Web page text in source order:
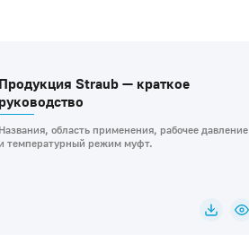
Продукция Straub — краткое
руководство
Названия, область применения, рабочее давление
температурный режим муфт.